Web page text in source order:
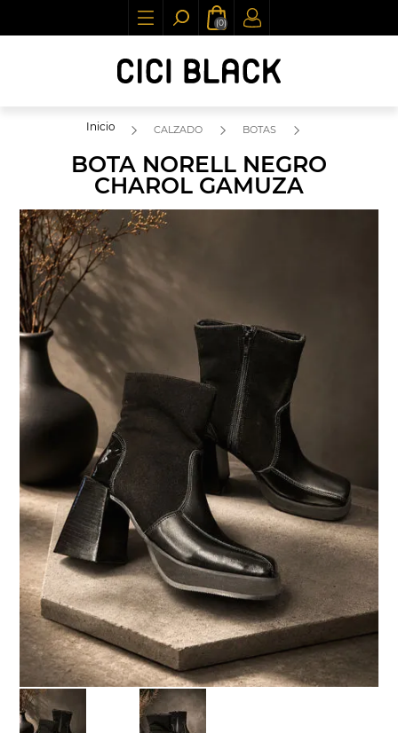
(0)
Inicio CALZADO BOTAS
BOTA NORELL NEGRO
CHAROL GAMUZA